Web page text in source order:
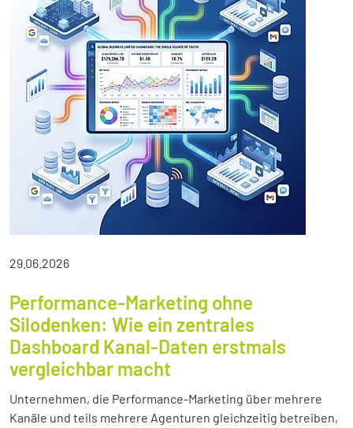
29.06.2026
Performance-Marketing ohne
Silodenken: Wie ein zentrales
Dashboard Kanal-Daten erstmals
vergleichbar macht
Unternehmen, die Performance-Marketing über mehrere
Kanäle und teils mehrere Agenturen gleichzeitig betreiben,